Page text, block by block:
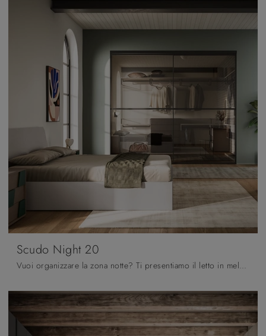
Scudo Night 20
Vuoi organizzare la zona notte? Ti presentiamo il letto in melaminico Scudo Night 20 di Orme per spazi moderni.